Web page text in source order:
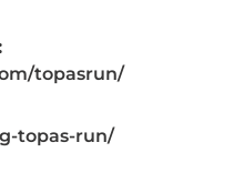
topasrun/
topas-run/